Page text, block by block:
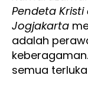
Pendeta
Jogjakarta
adalah
semua